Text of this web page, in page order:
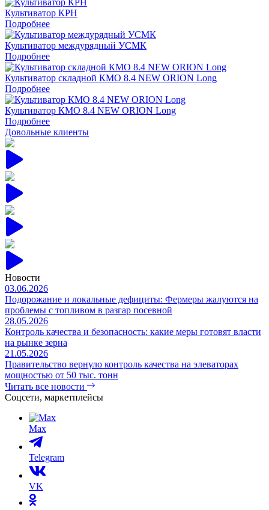
Культиватор КРН
Подробнее
Культиватор междурядный УСМК
Подробнее
Культиватор складной КМО 8.4 NEW ORION Long
Подробнее
Культиватор КМО 8.4 NEW ORION Long
Подробнее
Довольные клиенты
Новости
03.06.2026
Подорожание и локальные дефициты: Фермеры жалуются на
проблемы с топливом в разгар посевной
28.05.2026
Контроль качества и безопасность: какие меры готовят власти
на рынке зерна
21.05.2026
Правительство вернуло контроль качества на элеваторах
мощностью от 50 тыс. тонн
Читать все новости
Max
Telegram
VK